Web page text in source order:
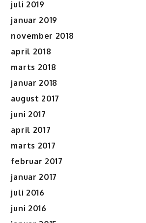
juli 2019
januar 2019
november 2018
april 2018
marts 2018
januar 2018
august 2017
juni 2017
april 2017
marts 2017
februar 2017
januar 2017
juli 2016
juni 2016